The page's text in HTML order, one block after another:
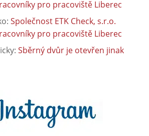
pro pracoviště Liberec
: Společnost ETK Check, s.r.o.
pro pracoviště Liberec
: Sběrný dvůr je otevřen jinak